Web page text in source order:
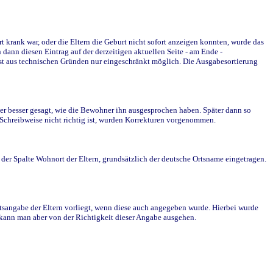
war, oder die Eltern die Geburt nicht sofort anzeigen konnten, wurde das
diesen Eintrag auf der derzeitigen aktuellen Seite - am Ende -
technischen Gründen nur eingeschränkt möglich. Die Ausgabesortierung
gesagt, wie die Bewohner ihn ausgesprochen haben. Später dann so
nicht richtig ist, wurden Korrekturen vorgenommen.
Spalte Wohnort der Eltern, grundsätzlich der deutsche Ortsname eingetragen.
der Eltern vorliegt, wenn diese auch angegeben wurde. Hierbei wurde
man aber von der Richtigkeit dieser Angabe ausgehen.